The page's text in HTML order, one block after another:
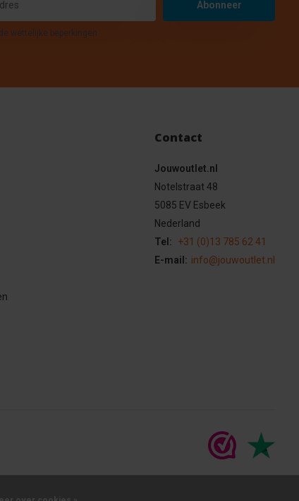
Abonneer
wettelijke beperkingen
Contact
Jouwoutlet.nl
Notelstraat 48
5085 EV Esbeek
Nederland
Tel:
+31 (0)13 785 62 41
E-mail: info@jouwoutlet.nl